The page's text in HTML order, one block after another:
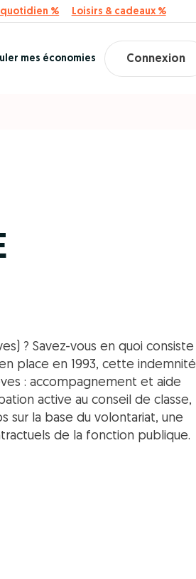
quotidien % Loisirs & cadeaux %
mes économies Connexion
? Savez-vous en quoi consiste
place en 1993, cette indemnité
: accompagnement et aide
active au conseil de classe,
sur la base du volontariat, une
de la fonction publique.